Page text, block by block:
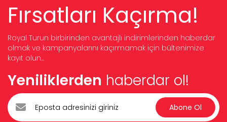
Fırsatları Kaçırma!
Royal Turun birbirinden avantajlı indirimlerinden haberdar
olmak ve kampanyalarını kaçırmamak için bültenimize
kayıt olun...
Yeniliklerden haberdar ol!
Abone Ol